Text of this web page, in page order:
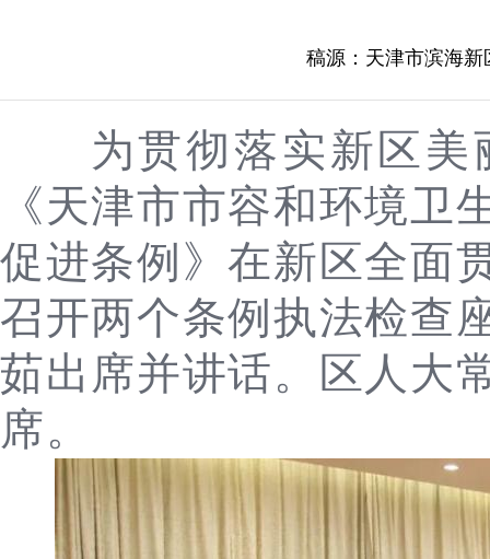
稿源：天津市滨海
为贯彻落实新区
《天津市市容和环境卫
促进条例》在新区全面
召开两个条例执法检查
茹出席并讲话。区人大
席。